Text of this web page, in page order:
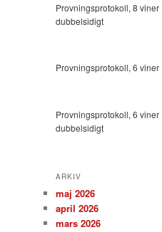
Provningsprotokoll, 8 viner
dubbelsidigt
Provningsprotokoll, 6 viner
Provningsprotokoll, 6 viner
dubbelsidigt
ARKIV
maj 2026
april 2026
mars 2026